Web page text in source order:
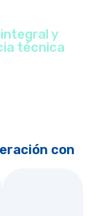
y
técnica
con